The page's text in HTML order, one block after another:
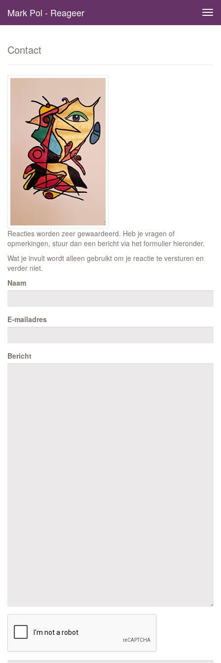
Mark Pol - Reageer
Contact
Reacties worden zeer gewaardeerd. Heb je vragen of
opmerkingen, stuur dan een bericht via het formulier hieronder.
Wat je invult wordt alleen gebruikt om je reactie te versturen en
verder niet.
Naam
E-mailadres
Bericht